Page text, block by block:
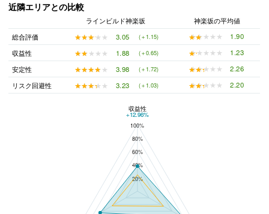
近隣エリアとの比較
ラインビルド神楽坂
神楽坂の平均値
総合評価
★★★★★
★★★★★ 3.05 (＋1.15) ★★★★★
★★★★★
1.90
収益性
★★★★★
★★★★★ 1.88 (＋0.65) ★★★★★
★★★★★
1.23
安定性
★★★★★
★★★★★ 3.98 (＋1.72) ★★★★★
★★★★★
2.26
リスク回避性
★★★★★
★★★★★ 3.23 (＋1.03) ★★★★★
★★★★★ 2.20
100%
80%
60%
40%
20%
収益性
+12.96%